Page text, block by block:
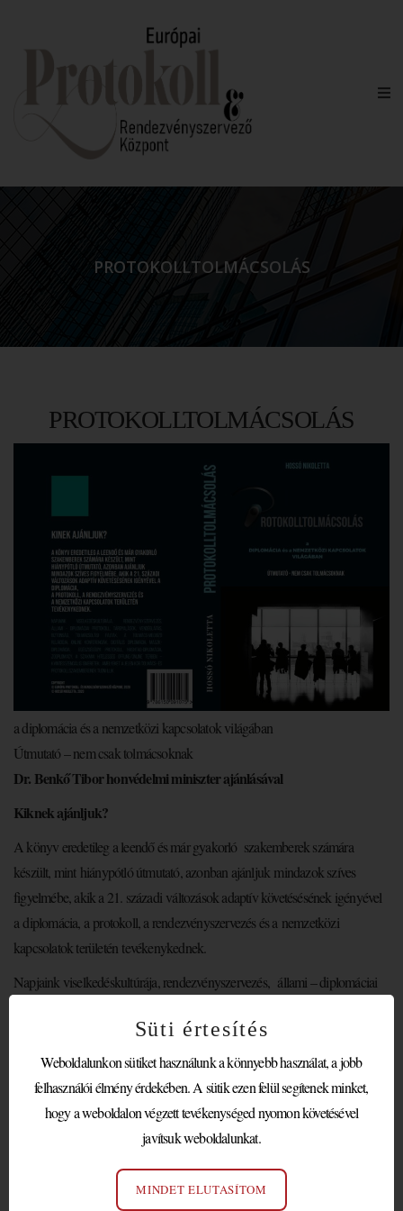
PROTOKOLLTOLMÁCSOLÁS
PROTOKOLLTOLMÁCSOLÁS
a diplomácia és a nemzetközi kapcsolatok világában
Útmutató – nem csak tolmácsoknak
Dr. Benkő Tibor honvédelmi miniszter ajánlásával
Kiknek ajánljuk?
A könyv eredetileg a leendő és már gyakorló szakemberek számára
készült, mint hiánypótló útmutató, azonban ajánljuk mindazok szíves
figyelmébe, akik a 21. századi változások adaptív követésésének igényével
a diplomácia, a protokoll, a rendezvényszervezés és a nemzetközi
kapcsolatok területén tevékenykednek.
Napjaink viselkedéskultúrája, rendezvényszervezés, állami – diplomáciai
tolmács-megbízó relációja, online konferenciák, digitális diplomácia,
maszk-diplomácia, egészségügyi protokoll,
hashtagdiplomácia, zooplomacy, a szakmai hitelesség offline/online térben
– olyan kvintesszenciális ismeretek, amelyeket a jelen kor tolmács-
és protokollszakembereinek tudni illik.
Nyelvi / szakmai lektorok:
Prof. dr. Nanovfszky György, nagykövet, tolmács, NPRSZ alapító tag
Süti értesítés
Weboldalunkon sütiket használunk a könnyebb használat, a jobb
felhasználói élmény érdekében. A sütik ezen felül segítenek minket,
hogy a weboldalon végzett tevékenységed nyomon követésével
javítsuk weboldalunkat.
MINDET ELUTASÍTOM